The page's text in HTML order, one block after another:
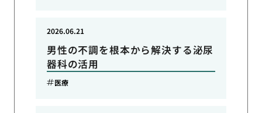
男性の不調を根本から解決する泌尿
器科の活用
2026.06.21
医療